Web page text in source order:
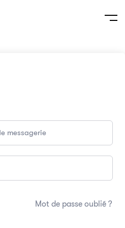
Mot de passe oublié ?